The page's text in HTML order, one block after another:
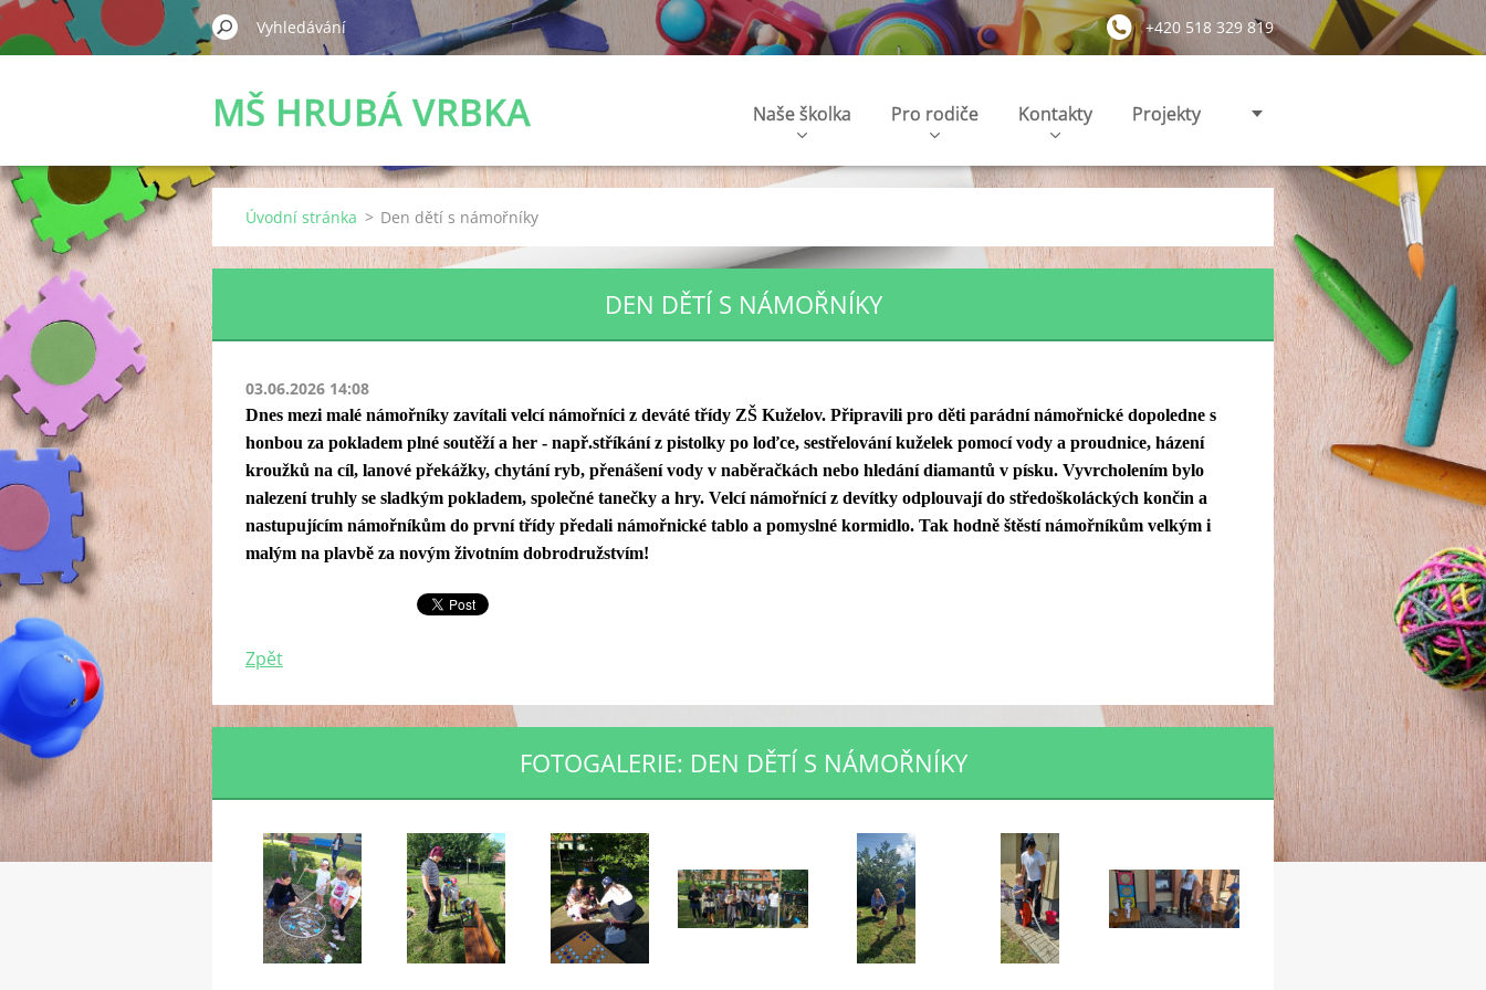
+420 518 329 819
MŠ HRUBÁ VRBKA Naše školka Pro rodiče Kontakty Projekty
Úvodní stránka > Den dětí s námořníky
DEN DĚTÍ S NÁMOŘNÍKY
03.06.2026 14:08
Dnes mezi malé námořníky zavítali velcí námořníci z deváté třídy ZŠ Kuželov. Připravili pro děti parádní námořnické dopoledne s
honbou za pokladem plné soutěží a her - např.stříkání z pistolky po loďce, sestřelování kuželek pomocí vody a proudnice, házení
kroužků na cíl, lanové překážky, chytání ryb, přenášení vody v naběračkách nebo hledání diamantů v písku. Vyvrcholením bylo
nalezení truhly se sladkým pokladem, společné tanečky a hry. Velcí námořnící z devítky odplouvají do středoškoláckých končin a
nastupujícím námořníkům do první třídy předali námořnické tablo a pomyslné kormidlo. Tak hodně štěstí námořníkům velkým i
malým na plavbě za novým životním dobrodružstvím!
Zpět
FOTOGALERIE: DEN DĚTÍ S NÁMOŘNÍKY